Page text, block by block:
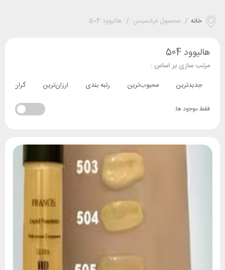
خانه / محصول فرانسیس / هالیوود 504
هالیوود 504
مرتب سازی بر اساس :
جدیدترین
محبوب‌ترین رتبه بندی ارزان‌ترین گران‌ترین
فقط موجود ها: